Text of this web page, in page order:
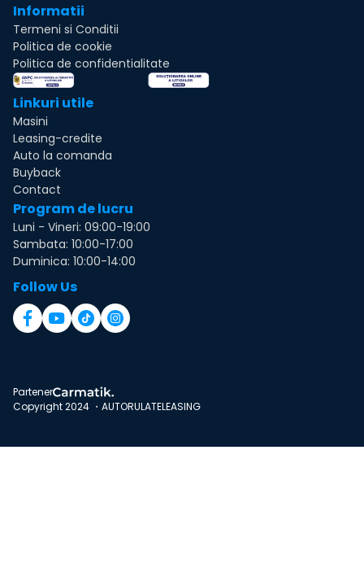
Informatii
Termeni si Conditii
Politica de cookie
Politica de confidentialitate
Linkuri utile
Masini
Leasing-credite
Auto la comanda
Buyback
Contact
Program de lucru
Luni - Vineri: 09:00-19:00
Sambata: 10:00-17:00
Duminica: 10:00-14:00
Follow Us
Partener
Copyright 2024 ・AUTORULATELEASING